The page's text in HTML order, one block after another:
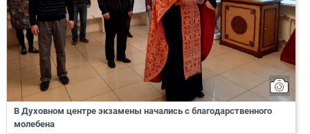
В Духовном центре экзамены начались с благодарственного
молебена